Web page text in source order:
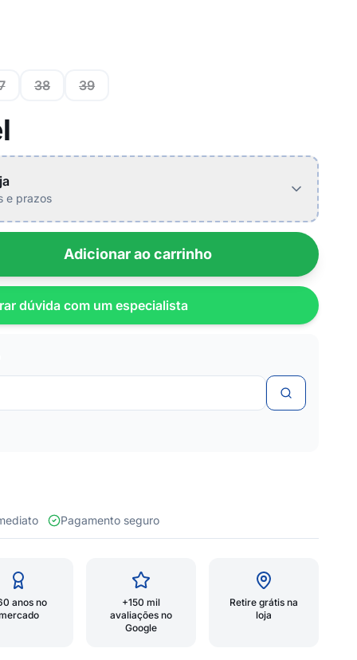
38 39
e prazos
Adicionar ao carrinho
dúvida com um especialista
Pagamento seguro
anos no
+150 mil
avaliações no
Google
Retire grátis na
loja